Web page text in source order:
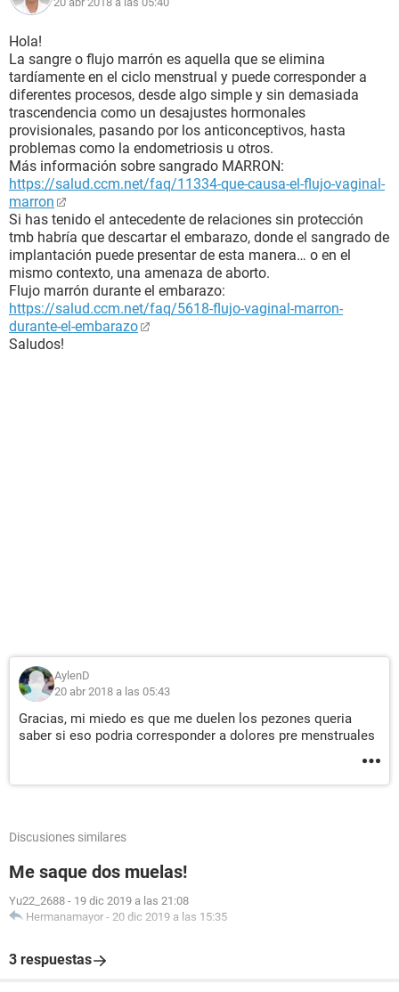
Hola!
La sangre o flujo marrón es aquella que se elimina
tardíamente en el ciclo menstrual y puede corresponder a
diferentes procesos, desde algo simple y sin demasiada
trascendencia como un desajustes hormonales
provisionales, pasando por los anticonceptivos, hasta
problemas como la endometriosis u otros.
Más información sobre sangrado MARRON:
https://salud.ccm.net/faq/11334-que-causa-el-flujo-vaginal-
marron
Si has tenido el antecedente de relaciones sin protección
tmb habría que descartar el embarazo, donde el sangrado de
implantación puede presentar de esta manera… o en el
mismo contexto, una amenaza de aborto.
Flujo marrón durante el embarazo:
https://salud.ccm.net/faq/5618-flujo-vaginal-marron-
durante-el-embarazo
Saludos!
AylenD
20 abr 2018 a las 05:43
Gracias, mi miedo es que me duelen los pezones queria
saber si eso podria corresponder a dolores pre menstruales
Discusiones similares
Me saque dos muelas!
Yu22_2688 - 19 dic 2019 a las 21:08
Hermanamayor - 20 dic 2019 a las 15:35
3 respuestas